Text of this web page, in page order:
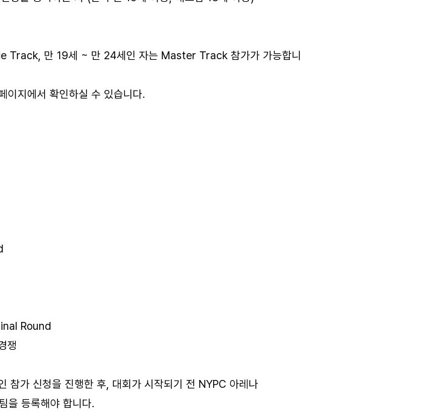
Track, 만 19세 ~ 만 24세인 자는 Master Track 참가가 가능합니
이지에서 확인하실 수 있습니다.
Round
쟁
가 신청을 진행한 후, 대회가 시작되기 전 NYPC 아레나
을 등록해야 합니다.